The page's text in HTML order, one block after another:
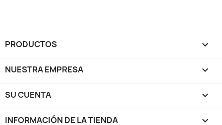
PRODUCTOS 
NUESTRA EMPRESA 
SU CUENTA 
INFORMACIÓN DE LA TIENDA keyboard_arrow_down